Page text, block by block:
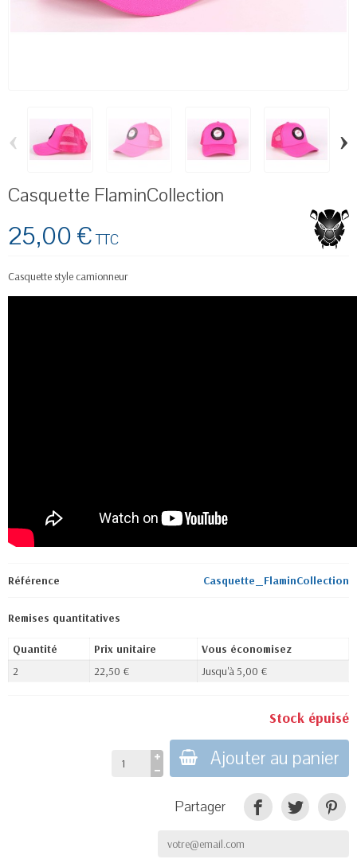
‹ ›
Casquette FlaminCollection
25,00 € TTC
Casquette style camionneur
Référence Casquette_FlaminCollection
Remises quantitatives
Quantité Prix unitaire
Vous économisez
2
22,50 € Jusqu'à 5,00 €
Stock épuisé
Ajouter au panier
Partager